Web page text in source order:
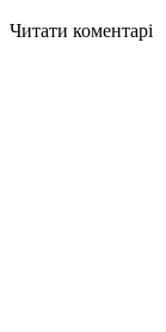
Читати коментарі